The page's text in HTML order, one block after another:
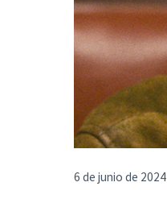
6 de junio de 2024